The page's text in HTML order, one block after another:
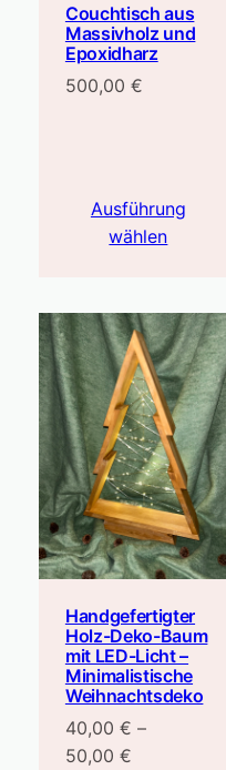
Couchtisch aus
Massivholz und
Epoxidharz
500,00 €
Ausführung
wählen
Handgefertigter
Holz-Deko-Baum
mit LED-Licht –
Minimalistische
Weihnachtsdeko
40,00 € –
50,00 €Preisspanne: